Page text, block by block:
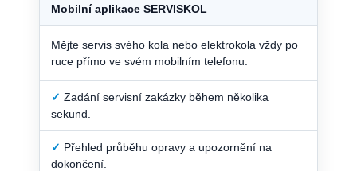
Mobilní aplikace SERVISKOL
Mějte servis svého kola nebo elektrokola vždy po
ruce přímo ve svém mobilním telefonu.
✓ Zadání servisní zakázky během několika
sekund.
✓ Přehled průběhu opravy a upozornění na
dokončení.